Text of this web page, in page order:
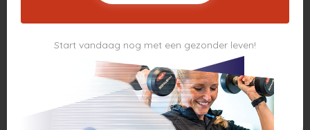
hele oefening uit door alleen je biceps te gebruiken.
bovenlichaam moet bewegen, gebruik je te veel
Close grip biceps curls
Start vandaag nog met een gezonder leven!